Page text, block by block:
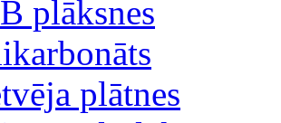
plāksnes
plātnes